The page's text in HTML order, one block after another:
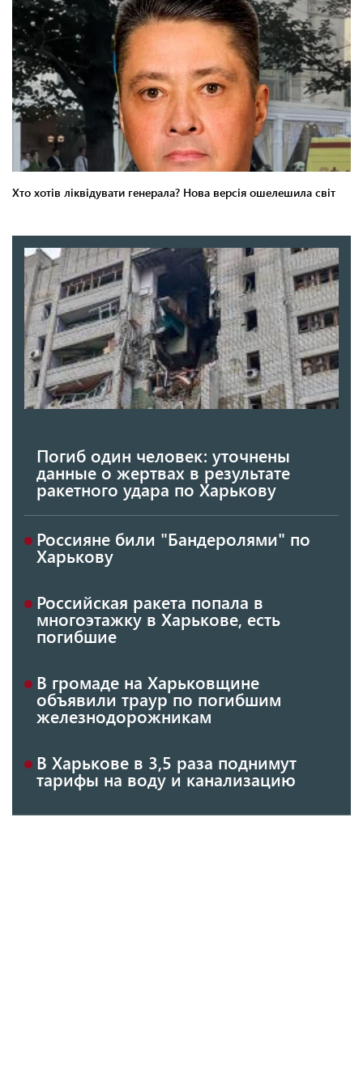
Погиб один человек: уточнены
данные о жертвах в результате
ракетного удара по Харькову
Россияне били "Бандеролями" по
Харькову
Российская ракета попала в
многоэтажку в Харькове, есть
погибшие
В громаде на Харьковщине
объявили траур по погибшим
железнодорожникам
В Харькове в 3,5 раза поднимут
тарифы на воду и канализацию